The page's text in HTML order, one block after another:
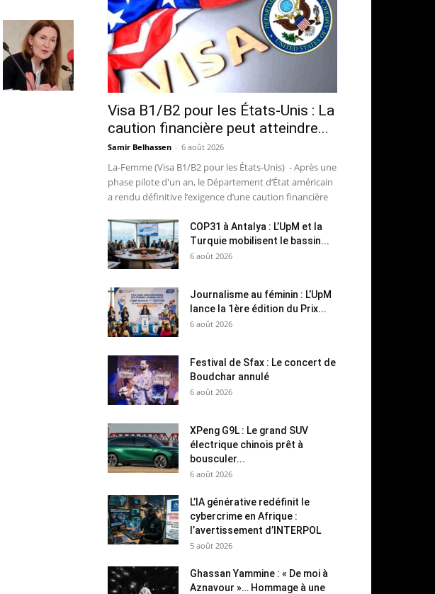
Visa B1/B2 pour les États-Unis : La
caution financière peut atteindre...
Samir Belhassen - 6 août 2026
La-Femme (Visa B1/B2 pour les États-Unis) - Après une
phase pilote d'un an, le Département d’État américain
a rendu définitive l’exigence d’une caution financière
COP31 à Antalya : L’UpM et la
Turquie mobilisent le bassin...
6 août 2026
Journalisme au féminin : L’UpM
lance la 1ère édition du Prix...
6 août 2026
Festival de Sfax : Le concert de
Boudchar annulé
6 août 2026
XPeng G9L : Le grand SUV
électrique chinois prêt à
bousculer...
6 août 2026
L’IA générative redéfinit le
cybercrime en Afrique :
l’avertissement d’INTERPOL
5 août 2026
Ghassan Yammine : « De moi à
Aznavour »… Hommage à une